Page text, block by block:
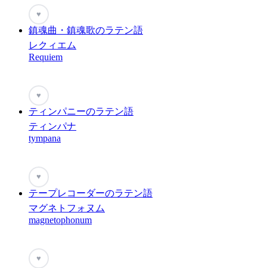
♥
鎮魂曲・鎮魂歌のラテン語
レクィエム
Requiem
♥
ティンパニーのラテン語
ティンパナ
tympana
♥
テープレコーダーのラテン語
マグネトフォヌム
magnetophonum
♥